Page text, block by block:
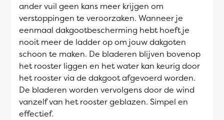
ander vuil geen kans meer krijgen om
verstoppingen te veroorzaken. Wanneer je
eenmaal dakgootbescherming hebt hoeft je
nooit meer de ladder op om jouw dakgoten
schoon te maken. De bladeren blijven bovenop
het rooster liggen en het water kan keurig door
het rooster via de dakgoot afgevoerd worden.
De bladeren worden vervolgens door de wind
vanzelf van het rooster geblazen. Simpel en
effectief.